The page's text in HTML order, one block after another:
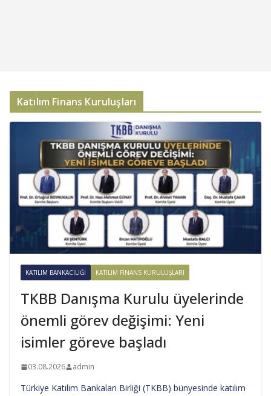
Katılım Finans Kuruluşları
KATILIM BANKACILIĞI KATILIM FINANS KURULUŞLARI
TKBB Danışma Kurulu üyelerinde
önemli görev değişimi: Yeni
isimler göreve başladı
03.08.2026 admin
Türkiye Katılım Bankaları Birliği (TKBB) bünyesinde katılım